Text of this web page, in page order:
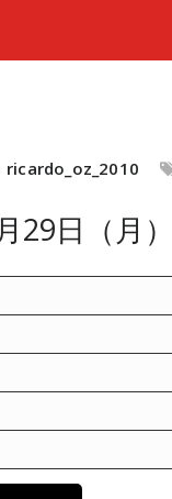
ricardo_oz_2010
29日（月